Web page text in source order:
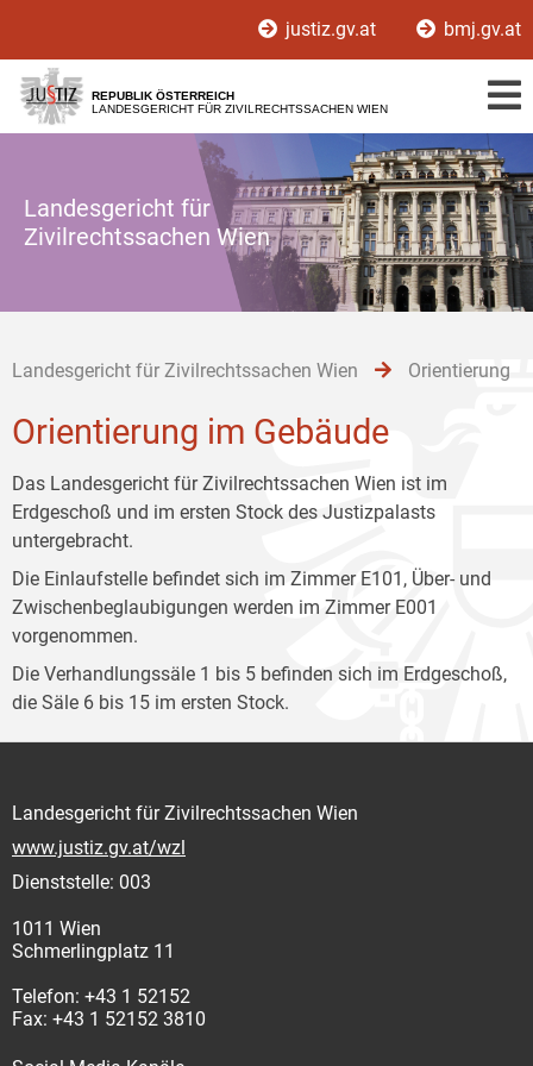
[1]
[2]
[3]
justiz.gv.at bmj.gv.at
REPUBLIK ÖSTERREICH
LANDESGERICHT FÜR ZIVILRECHTSSACHEN WIEN
Landesgericht für
Zivilrechtssachen Wien
Landesgericht für Zivilrechtssachen Wien Orientierung
Orientierung im Gebäude
Das Landesgericht für Zivilrechtssachen Wien ist im
Erdgeschoß und im ersten Stock des Justizpalasts
untergebracht.
Die Einlaufstelle befindet sich im Zimmer E101, Über- und
Zwischenbeglaubigungen werden im Zimmer E001
vorgenommen.
Die Verhandlungssäle 1 bis 5 befinden sich im Erdgeschoß,
die Säle 6 bis 15 im ersten Stock.
Landesgericht für Zivilrechtssachen Wien
www.justiz.gv.at/wzl
Dienststelle: 003
1011 Wien
Schmerlingplatz 11
Telefon: +43 1 52152
Fax: +43 1 52152 3810